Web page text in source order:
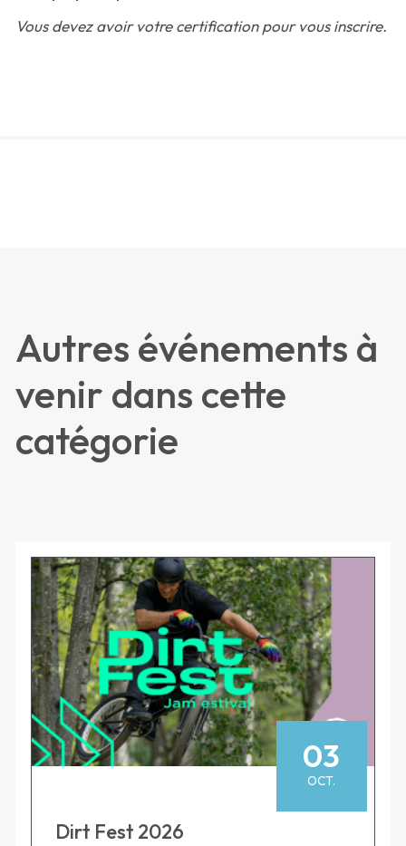
Vous devez avoir votre certification pour vous inscrire.
Autres événements à
venir dans cette
catégorie
03
OCT.
Dirt Fest 2026